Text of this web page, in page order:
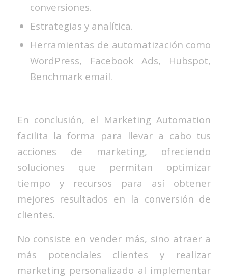
conversiones.
Estrategias y analítica.
Herramientas de automatización como
WordPress, Facebook Ads, Hubspot,
Benchmark email.
En conclusión, el Marketing Automation
facilita la forma para llevar a cabo tus
acciones de marketing, ofreciendo
soluciones que permitan optimizar
tiempo y recursos para así obtener
mejores resultados en la conversión de
clientes.
No consiste en vender más, sino atraer a
más potenciales clientes y realizar
marketing personalizado al implementar